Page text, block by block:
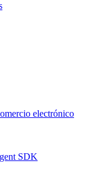
electrónico
SDK